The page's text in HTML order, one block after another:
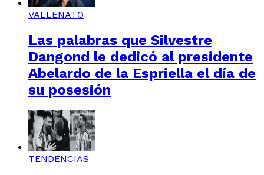
VALLENATO
Las palabras que Silvestre
Dangond le dedicó al presidente
Abelardo de la Espriella el día de
su posesión
TENDENCIAS